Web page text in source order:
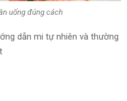
uống đúng cách
dẫn mi tự nhiên và thường